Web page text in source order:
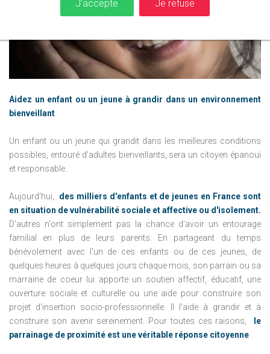
Aidez un enfant ou un jeune à grandir dans un environnement
bienveillant
Un enfant ou un jeune qui grandit dans les meilleures conditions
possibles, entouré d'adultes bienveillants, sera un citoyen épanoui
et responsable.
Aujourd'hui, des milliers d'enfants et de jeunes en France sont
en situation de vulnérabilité sociale et affective ou d'isolement.
D'autres n'ont simplement pas la chance d'avoir un entourage
familial en plus de leurs parents. En partageant du temps
bénévolement avec l'un de ces enfants ou de ces jeunes, de
quelques heures à quelques jours chaque mois, son parrain ou sa
marraine de coeur lui apporte un soutien affectif, éducatif, une
ouverture sociale et culturelle ou une aide pour construire son
projet d'insertion socio-professionnelle.
Il l'aide à grandir et à
construire son avenir sereinement. Pour toutes ces raisons,
le
parrainage de proximité est une véritable réponse citoyenne .
J'accepte Je refuse